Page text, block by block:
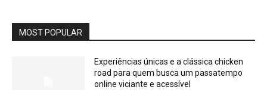
MOST POPULAR
Experiências únicas e a clássica chicken
road para quem busca um passatempo
online viciante e acessível